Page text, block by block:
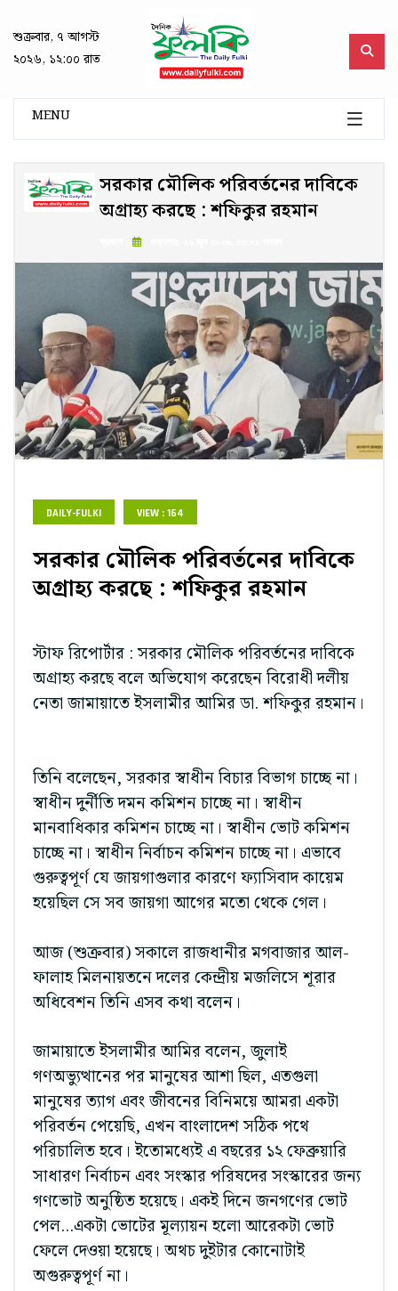
শুক্রবার, ৭ আগস্ট
২০২৬, ১২:০০ রাত
MENU
সরকার মৌলিক পরিবর্তনের দাবিকে
অগ্রাহ্য করছে : শফিকুর রহমান
DAILY-FULKI VIEW : 164
সরকার মৌলিক পরিবর্তনের দাবিকে
অগ্রাহ্য করছে : শফিকুর রহমান
স্টাফ রিপোর্টার : সরকার মৌলিক পরিবর্তনের দাবিকে
অগ্রাহ্য করছে বলে অভিযোগ করেছেন বিরোধী দলীয়
নেতা জামায়াতে ইসলামীর আমির ডা. শফিকুর রহমান।
তিনি বলেছেন, সরকার স্বাধীন বিচার বিভাগ চাচ্ছে না।
স্বাধীন দুর্নীতি দমন কমিশন চাচ্ছে না। স্বাধীন
মানবাধিকার কমিশন চাচ্ছে না। স্বাধীন ভোট কমিশন
চাচ্ছে না। স্বাধীন নির্বাচন কমিশন চাচ্ছে না। এভাবে
গুরুত্বপূর্ণ যে জায়গাগুলার কারণে ফ্যাসিবাদ কায়েম
হয়েছিল সে সব জায়গা আগের মতো থেকে গেল।
আজ (শুক্রবার) সকালে রাজধানীর মগবাজার আল-
ফালাহ মিলনায়তনে দলের কেন্দ্রীয় মজলিসে শূরার
অধিবেশন তিনি এসব কথা বলেন।
জামায়াতে ইসলামীর আমির বলেন, জুলাই
গণঅভ্যুত্থানের পর মানুষের আশা ছিল, এতগুলা
মানুষের ত্যাগ এবং জীবনের বিনিময়ে আমরা একটা
পরিবর্তন পেয়েছি, এখন বাংলাদেশ সঠিক পথে
পরিচালিত হবে। ইতোমধ্যেই এ বছরের ১২ ফেব্রুয়ারি
সাধারণ নির্বাচন এবং সংস্কার পরিষদের সংস্কারের জন্য
গণভোট অনুষ্ঠিত হয়েছে। একই দিনে জনগণের ভোট
পেল...একটা ভোটের মূল্যায়ন হলো আরেকটা ভোট
ফেলে দেওয়া হয়েছে। অথচ দুইটার কোনোটাই
অগুরুত্বপূর্ণ না।